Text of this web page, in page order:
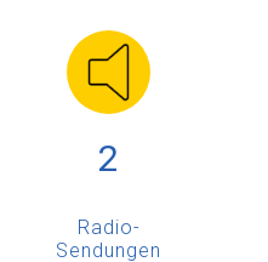
2
Radio-
Sendungen